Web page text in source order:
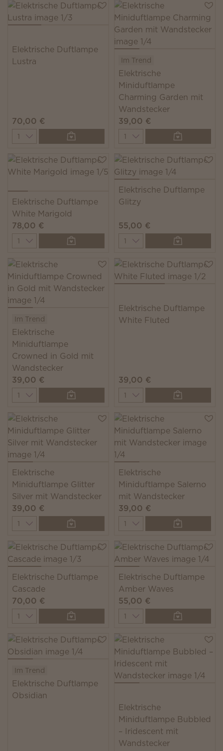
Elektrische Duftlampe
Lustra
70,00 €
Quantity
Im Trend
Elektrische
Miniduftlampe
Charming Garden mit
Wandstecker
39,00 €
Quantity
Elektrische Duftlampe
White Marigold
78,00 €
Quantity
Elektrische Duftlampe
Glitzy
55,00 €
Quantity
Im Trend
Elektrische
Miniduftlampe
Crowned in Gold mit
Wandstecker
39,00 €
Quantity
Elektrische Duftlampe
White Fluted
39,00 €
Quantity
Elektrische
Miniduftlampe Glitter
Silver mit Wandstecker
39,00 €
Quantity
Elektrische
Miniduftlampe Salerno
mit Wandstecker
39,00 €
Quantity
Elektrische Duftlampe
Cascade
70,00 €
Quantity
Elektrische Duftlampe
Amber Waves
55,00 €
Quantity
Im Trend
Elektrische Duftlampe
Obsidian
Elektrische
Miniduftlampe Bubbled
– Iridescent mit
Wandstecker